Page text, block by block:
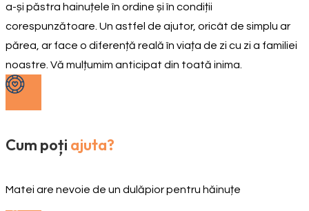
a-și păstra hainuțele în ordine și în condiții
corespunzătoare. Un astfel de ajutor, oricât de simplu ar
părea, ar face o diferență reală în viața de zi cu zi a familiei
noastre. Vă mulțumim anticipat din toată inima.
Cum poți ajuta?
Matei are nevoie de un dulăpior pentru hăinuțe